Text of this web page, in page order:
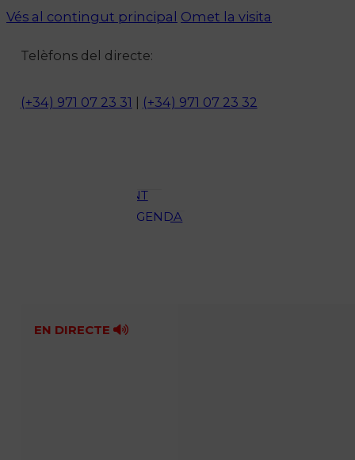
Vés al contingut principal Omet la visita
Telèfons del directe:
(+34) 971 07 23 31 (+34) 971 07 23 32
OCI
AMBIENT
AGENDA
Fes-te'n soci!
EN DIRECTE